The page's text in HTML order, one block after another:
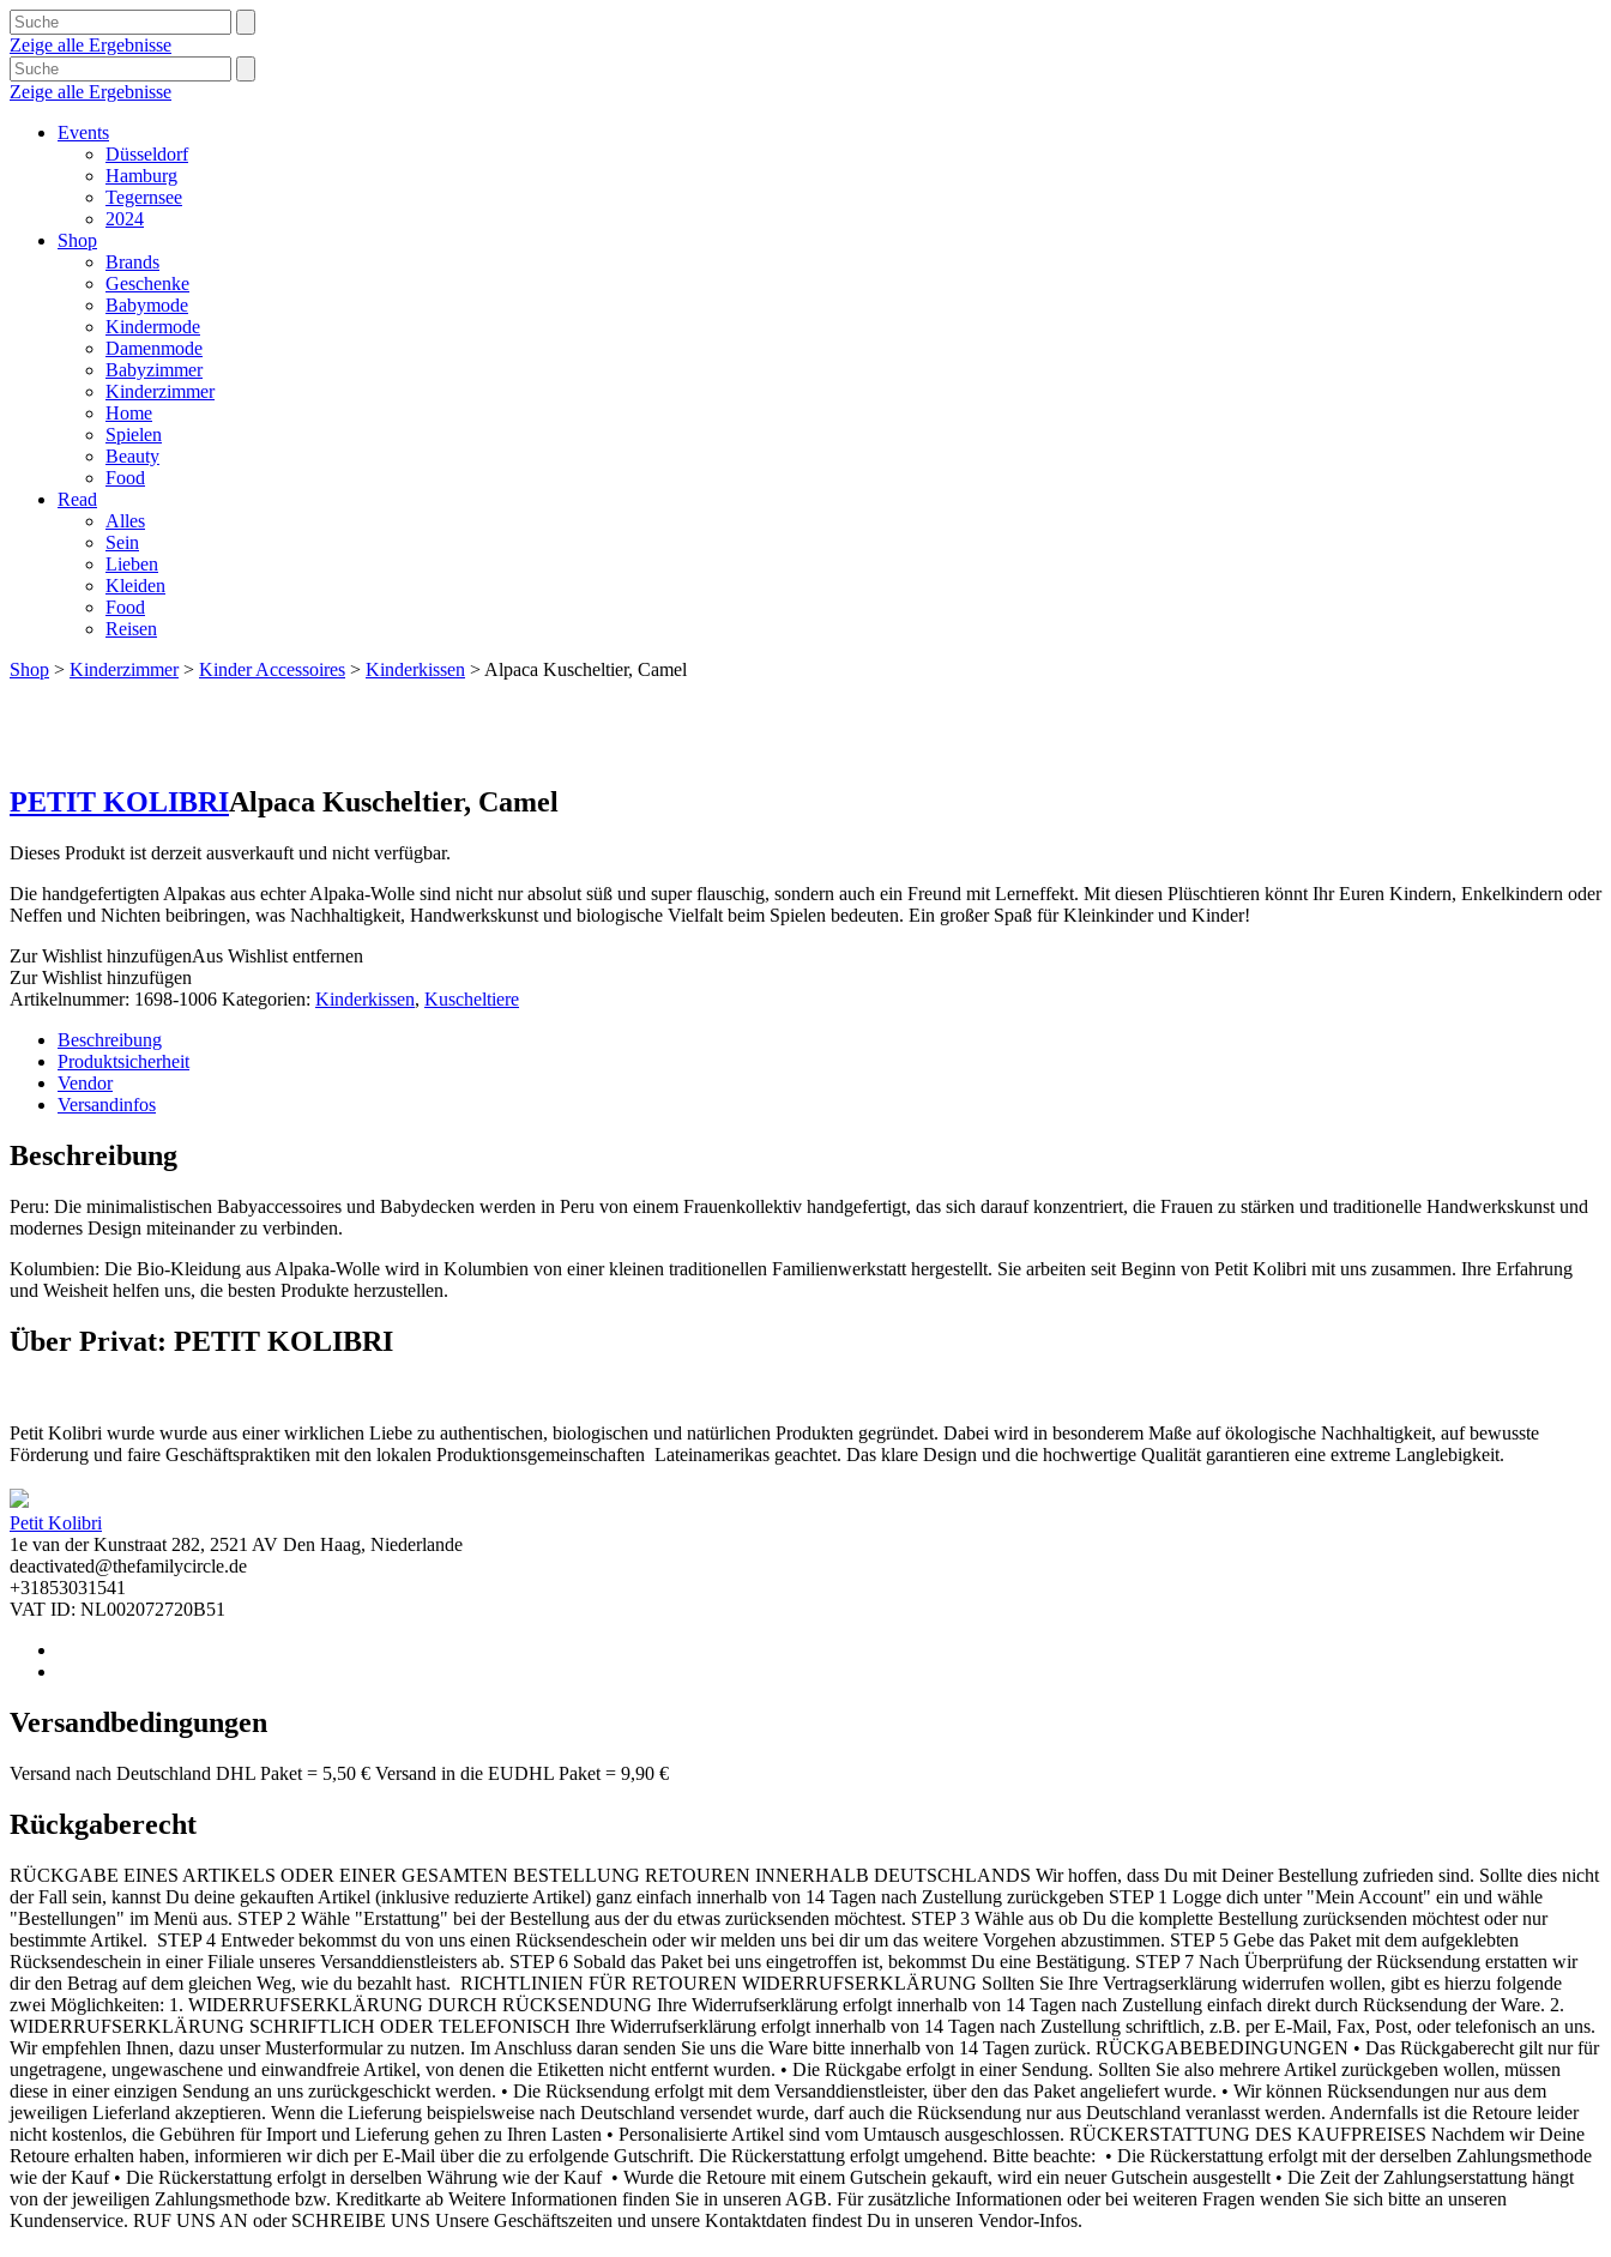
Zeige alle Ergebnisse
Zeige alle Ergebnisse
Events
Düsseldorf
Hamburg
Tegernsee
2024
Shop
Brands
Geschenke
Babymode
Kindermode
Damenmode
Babyzimmer
Kinderzimmer
Home
Spielen
Beauty
Food
Read
Alles
Sein
Lieben
Kleiden
Food
Reisen
Shop > Kinderzimmer> Kinder Accessoires > Kinderkissen > Alpaca Kuscheltier, Camel
PETIT KOLIBRIAlpaca Kuscheltier, Camel
Dieses Produkt ist derzeit ausverkauft und nicht verfügbar.
Die handgefertigten Alpakas aus echter Alpaka-Wolle sind nicht nur absolut süß und super flauschig, sondern auch ein Freund mit Lerneffekt. Mit diesen Plüschtieren könnt Ihr Euren Kindern, Enkelkindern oder
Neffen und Nichten beibringen, was Nachhaltigkeit, Handwerkskunst und biologische Vielfalt beim Spielen bedeuten. Ein großer Spaß für Kleinkinder und Kinder!
Zur Wishlist hinzufügenAus Wishlist entfernen
Zur Wishlist hinzufügen
Artikelnummer: 1698-1006 Kategorien: Kinderkissen, Kuscheltiere
Beschreibung
Produktsicherheit
Vendor
Versandinfos
Beschreibung
Peru: Die minimalistischen Babyaccessoires und Babydecken werden in Peru von einem Frauenkollektiv handgefertigt, das sich darauf konzentriert, die Frauen zu stärken und traditionelle Handwerkskunst und
modernes Design miteinander zu verbinden.
Kolumbien: Die Bio-Kleidung aus Alpaka-Wolle wird in Kolumbien von einer kleinen traditionellen Familienwerkstatt hergestellt. Sie arbeiten seit Beginn von Petit Kolibri mit uns zusammen. Ihre Erfahrung
und Weisheit helfen uns, die besten Produkte herzustellen.
Über Privat: PETIT KOLIBRI
Petit Kolibri wurde wurde aus einer wirklichen Liebe zu authentischen, biologischen und natürlichen Produkten gegründet. Dabei wird in besonderem Maße auf ökologische Nachhaltigkeit, auf bewusste
Förderung und faire Geschäftspraktiken mit den lokalen Produktionsgemeinschaften Lateinamerikas geachtet. Das klare Design und die hochwertige Qualität garantieren eine extreme Langlebigkeit.
Petit Kolibri
1e van der Kunstraat 282, 2521 AV Den Haag, Niederlande
deactivated@thefamilycircle.de
+31853031541
VAT ID: NL002072720B51
Versandbedingungen
Versand nach Deutschland DHL Paket = 5,50 € Versand in die EUDHL Paket = 9,90 €
Rückgaberecht
RÜCKGABE EINES ARTIKELS ODER EINER GESAMTEN BESTELLUNG RETOUREN INNERHALB DEUTSCHLANDS Wir hoffen, dass Du mit Deiner Bestellung zufrieden sind. Sollte dies nicht
der Fall sein, kannst Du deine gekauften Artikel (inklusive reduzierte Artikel) ganz einfach innerhalb von 14 Tagen nach Zustellung zurückgeben STEP 1 Logge dich unter "Mein Account" ein und wähle
"Bestellungen" im Menü aus. STEP 2 Wähle "Erstattung" bei der Bestellung aus der du etwas zurücksenden möchtest. STEP 3 Wähle aus ob Du die komplette Bestellung zurücksenden möchtest oder nur
bestimmte Artikel. STEP 4 Entweder bekommst du von uns einen Rücksendeschein oder wir melden uns bei dir um das weitere Vorgehen abzustimmen. STEP 5 Gebe das Paket mit dem aufgeklebten
Rücksendeschein in einer Filiale unseres Versanddienstleisters ab. STEP 6 Sobald das Paket bei uns eingetroffen ist, bekommst Du eine Bestätigung. STEP 7 Nach Überprüfung der Rücksendung erstatten wir
dir den Betrag auf dem gleichen Weg, wie du bezahlt hast. RICHTLINIEN FÜR RETOUREN WIDERRUFSERKLÄRUNG Sollten Sie Ihre Vertragserklärung widerrufen wollen, gibt es hierzu folgende
zwei Möglichkeiten: 1. WIDERRUFSERKLÄRUNG DURCH RÜCKSENDUNG Ihre Widerrufserklärung erfolgt innerhalb von 14 Tagen nach Zustellung einfach direkt durch Rücksendung der Ware. 2.
WIDERRUFSERKLÄRUNG SCHRIFTLICH ODER TELEFONISCH Ihre Widerrufserklärung erfolgt innerhalb von 14 Tagen nach Zustellung schriftlich, z.B. per E-Mail, Fax, Post, oder telefonisch an uns.
Wir empfehlen Ihnen, dazu unser Musterformular zu nutzen. Im Anschluss daran senden Sie uns die Ware bitte innerhalb von 14 Tagen zurück. RÜCKGABEBEDINGUNGEN • Das Rückgaberecht gilt nur für
ungetragene, ungewaschene und einwandfreie Artikel, von denen die Etiketten nicht entfernt wurden. • Die Rückgabe erfolgt in einer Sendung. Sollten Sie also mehrere Artikel zurückgeben wollen, müssen
diese in einer einzigen Sendung an uns zurückgeschickt werden. • Die Rücksendung erfolgt mit dem Versanddienstleister, über den das Paket angeliefert wurde. • Wir können Rücksendungen nur aus dem
jeweiligen Lieferland akzeptieren. Wenn die Lieferung beispielsweise nach Deutschland versendet wurde, darf auch die Rücksendung nur aus Deutschland veranlasst werden. Andernfalls ist die Retoure leider
nicht kostenlos, die Gebühren für Import und Lieferung gehen zu Ihren Lasten • Personalisierte Artikel sind vom Umtausch ausgeschlossen. RÜCKERSTATTUNG DES KAUFPREISES Nachdem wir Deine
Retoure erhalten haben, informieren wir dich per E-Mail über die zu erfolgende Gutschrift. Die Rückerstattung erfolgt umgehend. Bitte beachte: • Die Rückerstattung erfolgt mit der derselben Zahlungsmethode
wie der Kauf • Die Rückerstattung erfolgt in derselben Währung wie der Kauf • Wurde die Retoure mit einem Gutschein gekauft, wird ein neuer Gutschein ausgestellt • Die Zeit der Zahlungserstattung hängt
von der jeweiligen Zahlungsmethode bzw. Kreditkarte ab Weitere Informationen finden Sie in unseren AGB. Für zusätzliche Informationen oder bei weiteren Fragen wenden Sie sich bitte an unseren
Kundenservice. RUF UNS AN oder SCHREIBE UNS Unsere Geschäftszeiten und unsere Kontaktdaten findest Du in unseren Vendor-Infos.